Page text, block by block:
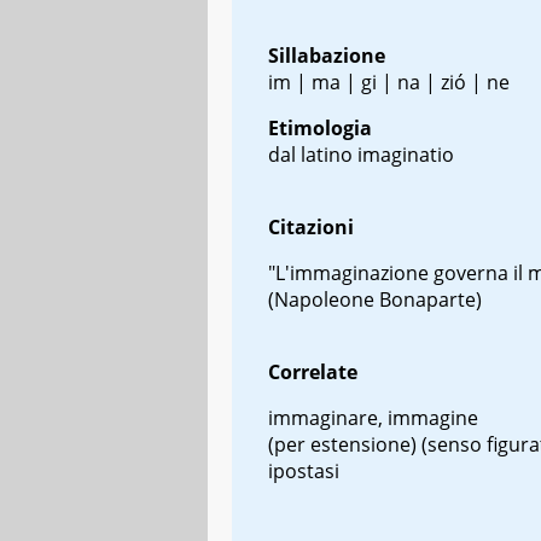
Sillabazione
im | ma | gi | na | zió | ne
Etimologia
dal latino imaginatio
Citazioni
"L'immaginazione governa il
(Napoleone Bonaparte)
Correlate
immaginare, immagine
(per estensione) (senso
ipostasi